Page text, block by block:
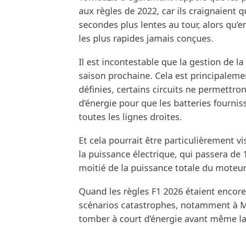
aux règles de 2022, car ils craignaient
secondes plus lentes au tour, alors
les plus rapides jamais conçues.
Il est incontestable que la gestion de
saison prochaine. Cela est
définies, certains circuits ne
d’énergie pour que les batteries
toutes les lignes droites.
Et cela pourrait être particulièrement
la puissance électrique, qui passera de
moitié de la puissance totale du
Quand les règles F1 2026 étaient
scénarios catastrophes, notamment à
tomber à court d’énergie avant même